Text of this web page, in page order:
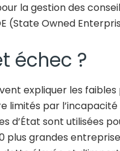
la gestion des
(State Owned
échec ?
expliquer les
limités par
d’État sont utilisées
plus grandes